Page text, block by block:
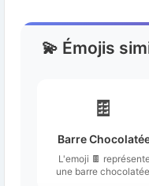
💫 Émojis
🍫
Barre
L'emoji 🍫
une barre